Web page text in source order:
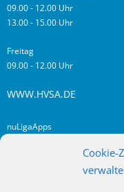
Cookie-
09.00 - 12.00 Uhr
13.00 - 15.00 Uhr
Freitag
09.00 - 12.00 Uhr
WWW.HVSA.DE
nuLigaApps